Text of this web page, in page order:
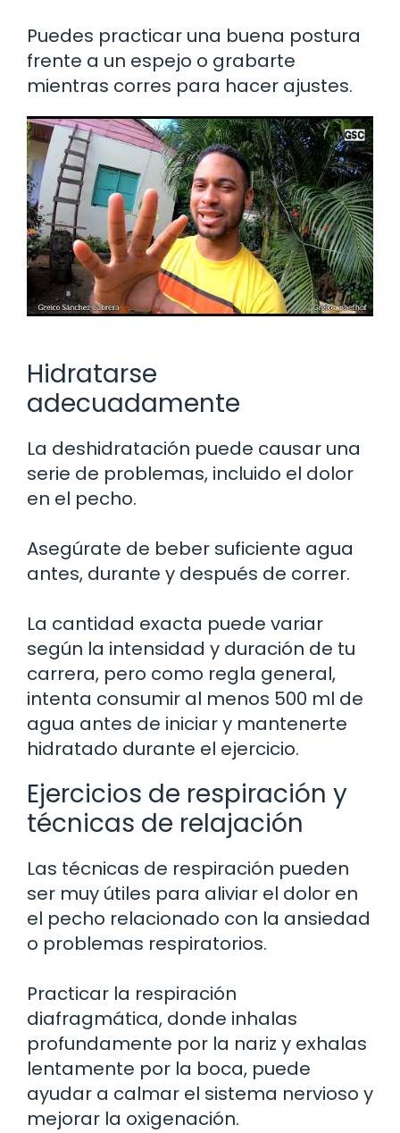
Puedes practicar una buena postura
frente a un espejo o grabarte
mientras corres para hacer ajustes.
Hidratarse
adecuadamente
La deshidratación puede causar una
serie de problemas, incluido el dolor
en el pecho.
Asegúrate de beber suficiente agua
antes, durante y después de correr.
La cantidad exacta puede variar
según la intensidad y duración de tu
carrera, pero como regla general,
intenta consumir al menos 500 ml de
agua antes de iniciar y mantenerte
hidratado durante el ejercicio.
Ejercicios de respiración y
técnicas de relajación
Las técnicas de respiración pueden
ser muy útiles para aliviar el dolor en
el pecho relacionado con la ansiedad
o problemas respiratorios.
Practicar la respiración
diafragmática, donde inhalas
profundamente por la nariz y exhalas
lentamente por la boca, puede
ayudar a calmar el sistema nervioso y
mejorar la oxigenación.